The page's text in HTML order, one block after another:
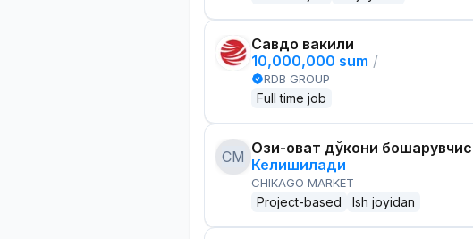
Савдо вакили
10,000,000 sum /
RDB GROUP
Full time job
CM Озиқ-овқат дўкони
Келишилади
CHIKAGO MARKET
Project-based Ish joyidan